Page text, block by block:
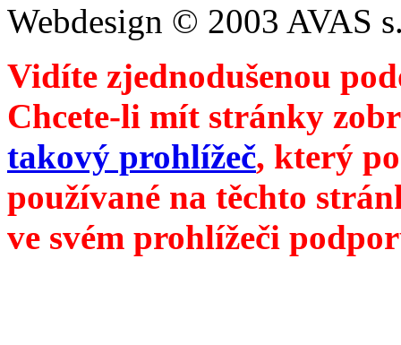
Webdesign © 2003 AVAS
Vidíte zjednodušenou
Chcete-li mít stránky
takový prohlížeč, který
používané na těchto
ve svém prohlížeči